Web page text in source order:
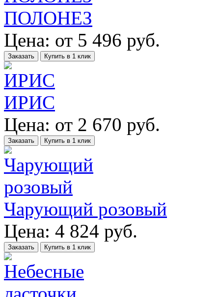
ПОЛОНЕЗ
Цена: от 5 496 руб.
Заказать Купить в 1 клик
ИРИС
Цена: от 2 670 руб.
Заказать Купить в 1 клик
Чарующий розовый
Цена: 4 824 руб.
Заказать Купить в 1 клик